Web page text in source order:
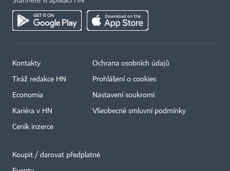
Kontakty
Tiráž redakce HN
Economia
Kariéra v HN
Ceník inzerce
Ochrana osobních údajů
Prohlášení o cookies
Nastavení soukromí
Všeobecné smluvní podmínky
Koupit / darovat předplatné